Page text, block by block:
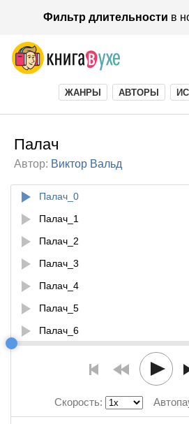
Фильтр длительности в
ЖАНРЫ АВТОРЫ
Палач
Автор: Виктор Вальд
Палач_0
Палач_1
Палач_2
Палач_3
Палач_4
Палач_5
Палач_6
Скорость: